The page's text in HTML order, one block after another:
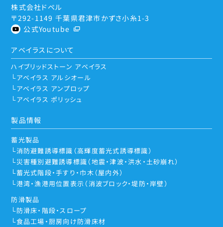
株式会社ドペル
〒292-1149 千葉県君津市かずさ小糸1-3
公式Youtube
アベイラスについて
ハイブリッドストーン アベイラス
アベイラス アルシオール
アベイラス アンプロップ
アベイラス ポリッシュ
製品情報
蓄光製品
消防避難誘導標識（高輝度蓄光式誘導標識）
災害種別避難誘導標識（地震・津波・洪水・土砂崩れ）
蓄光式階段・手すり・巾木（屋内外）
港湾・漁港用位置表示（消波ブロック・堤防・岸壁）
防滑製品
防滑床・階段・スロープ
食品工場・厨房向け防滑床材